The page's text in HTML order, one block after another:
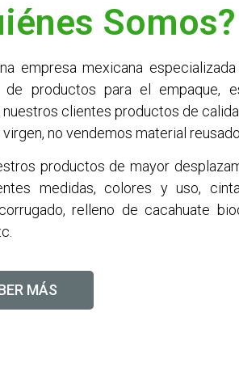
Somos?
empresa mexicana
de productos para el empaque,
clientes productos de
no vendemos material reusado.
productos de mayor
medidas, colores y uso,
relleno de cacahuate
MÁS